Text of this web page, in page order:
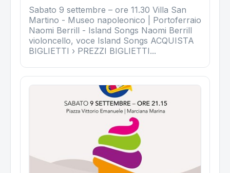
Sabato 9 settembre – ore 11.30 Villa San
Martino - Museo napoleonico | Portoferraio
Naomi Berrill - Island Songs Naomi Berrill
violoncello, voce Island Songs ACQUISTA
BIGLIETTI › PREZZI BIGLIETTI...